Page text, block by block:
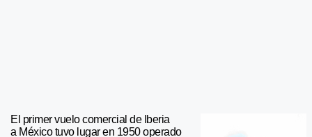
El primer vuelo comercial de Iberia
a México tuvo lugar en 1950 operado